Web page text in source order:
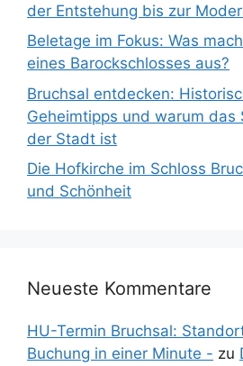
der Entstehung bis zur
Beletage im Fokus: Was
eines Barockschlosses aus?
Bruchsal entdecken:
Geheimtipps und warum das
der Stadt ist
Die Hofkirche im Schloss
und Schönheit
Neueste Kommentare
HU-Termin Bruchsal:
Buchung in einer Minute - zu